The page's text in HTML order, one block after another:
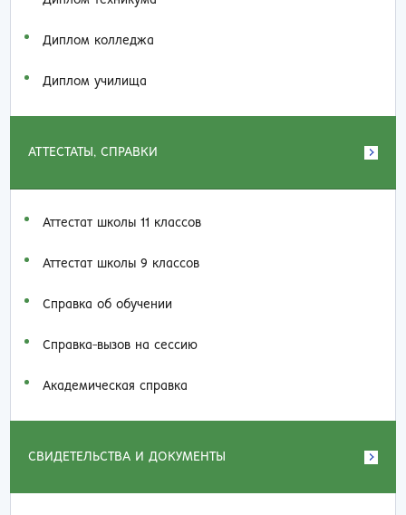
Диплом колледжа
Диплом училища
АТТЕСТАТЫ, СПРАВКИ
Аттестат школы 11 классов
Аттестат школы 9 классов
Справка об обучении
Справка-вызов на сессию
Академическая справка
СВИДЕТЕЛЬСТВА И ДОКУМЕНТЫ